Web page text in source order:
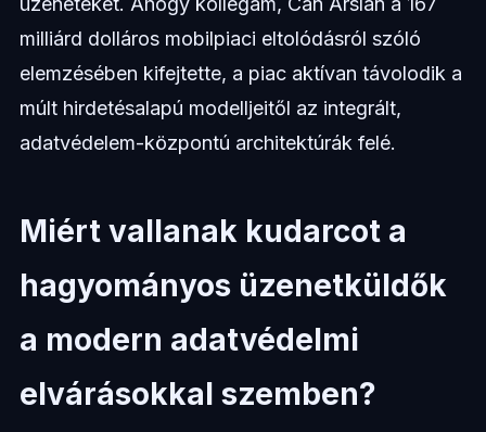
milliárd dolláros mobilpiaci eltolódásról szóló
elemzésében kifejtette, a piac aktívan távolodik a
múlt hirdetésalapú modelljeitől az integrált,
adatvédelem-központú architektúrák felé.
Miért vallanak kudarcot a
hagyományos üzenetküldők
a modern adatvédelmi
elvárásokkal szemben?